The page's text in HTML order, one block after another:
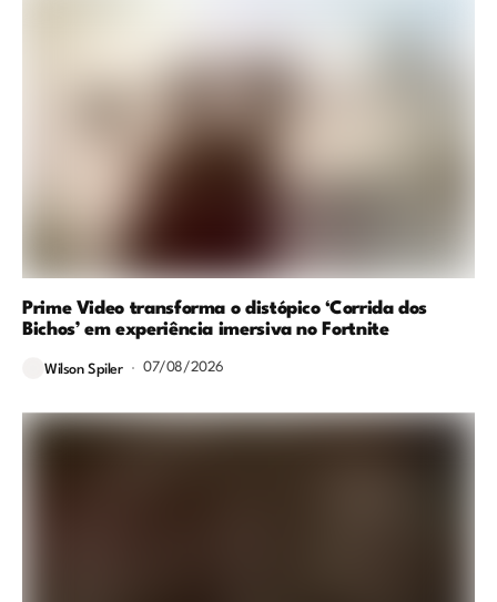
Prime Video transforma o distópico ‘Corrida dos
Bichos’ em experiência imersiva no Fortnite
Wilson Spiler 07/08/2026